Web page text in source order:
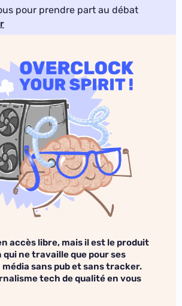
pour prendre part au débat
accès libre, mais il est le produit
ne travaille que pour ses
sans pub et sans tracker.
tech de qualité en vous